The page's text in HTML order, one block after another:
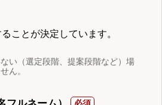
ことが決定しています。
い（選定段階、提案段階など）場
ん。